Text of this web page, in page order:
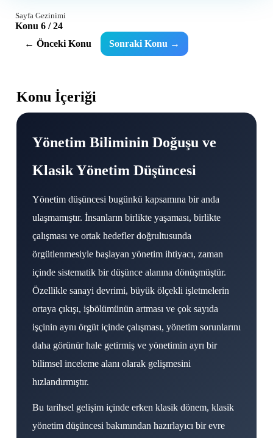
Sayfa Gezinimi
Konu 6 / 24
← Önceki Konu
Sonraki Konu →
Konu İçeriği
Yönetim Biliminin Doğuşu ve
Klasik Yönetim Düşüncesi
Yönetim düşüncesi bugünkü kapsamına bir anda
ulaşmamıştır. İnsanların birlikte yaşaması, birlikte
çalışması ve ortak hedefler doğrultusunda
örgütlenmesiyle başlayan yönetim ihtiyacı, zaman
içinde sistematik bir düşünce alanına dönüşmüştür.
Özellikle sanayi devrimi, büyük ölçekli işletmelerin
ortaya çıkışı, işbölümünün artması ve çok sayıda
işçinin aynı örgüt içinde çalışması, yönetim sorunlarını
daha görünür hale getirmiş ve yönetimin ayrı bir
bilimsel inceleme alanı olarak gelişmesini
hızlandırmıştır.
Bu tarihsel gelişim içinde erken klasik dönem, klasik
yönetim düşüncesi bakımından hazırlayıcı bir evre